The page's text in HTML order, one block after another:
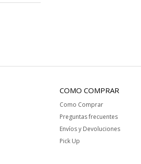
COMO COMPRAR
Como Comprar
Preguntas frecuentes
Envíos y Devoluciones
Pick Up